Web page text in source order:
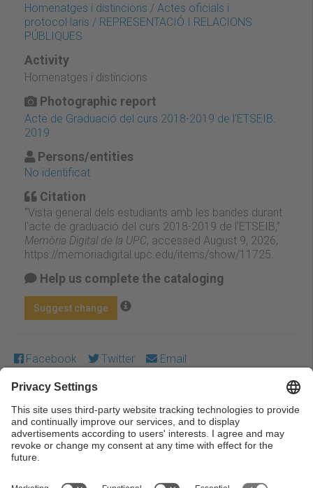
Homenatges i distincions / Actes oficials i
protocol·laris / REPRESENTACIÓ I RELACIONS
PÚBLIQUES
Activity
Homenatges i distincions
Photographic report
Acte de Graduació del curs 2018-2019 de l'ETSEIB.
2019
Persons/entities
No identificat
Citation
“Vista general dels estudiants amb les bandes durant
l'acte de graduació del curs 2018-2019 de l'ETSEIB,”
Memòria Digital de la UPC, accessed August 9, 2026,
https://memoriadigital.upc.edu/items/show/11725
Help us complete the cataloging
Suggest change
Facebook Twitter Email
Except where otherwise noted, content on this work is
licensed under a Creative Commons license:Attribution-
NonCommercial-NoDerivs 3.0 Spain